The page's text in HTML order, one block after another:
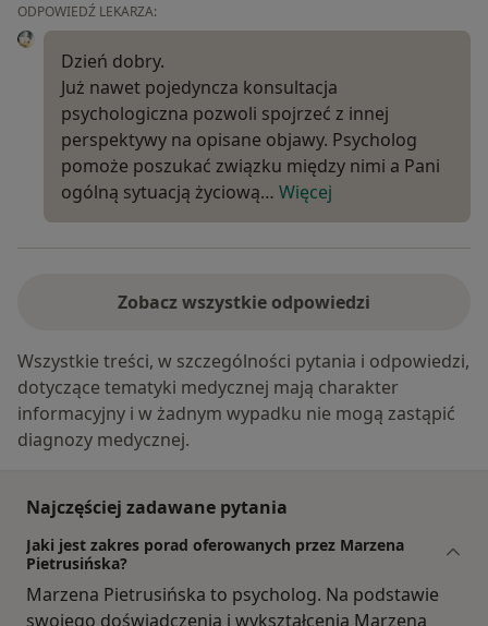
ODPOWIEDŹ LEKARZA:
Dzień dobry.
Już nawet pojedyncza konsultacja
psychologiczna pozwoli spojrzeć z innej
perspektywy na opisane objawy. Psycholog
pomoże poszukać związku między nimi a Pani
ogólną sytuacją życiową… Więcej
Zobacz wszystkie odpowiedzi
Wszystkie treści, w szczególności pytania i odpowiedzi,
dotyczące tematyki medycznej mają charakter
informacyjny i w żadnym wypadku nie mogą zastąpić
diagnozy medycznej.
Najczęściej zadawane pytania
Jaki jest zakres porad oferowanych przez Marzena
Pietrusińska?
Marzena Pietrusińska to psycholog. Na podstawie
swojego doświadczenia i wykształcenia Marzena